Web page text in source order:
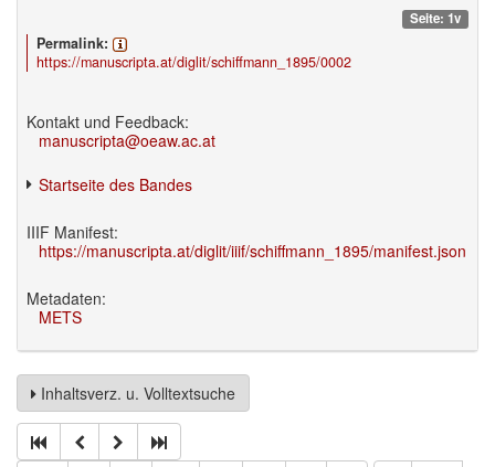
Seite: 1v
Permalink:
https://manuscripta.at/diglit/schiffmann_1895/0002
Kontakt und Feedback:
manuscripta@oeaw.ac.at
Startseite des Bandes
IIIF Manifest:
https://manuscripta.at/diglit/iiif/schiffmann_1895/manifest.json
Metadaten:
METS
Inhaltsverz. u. Volltextsuche